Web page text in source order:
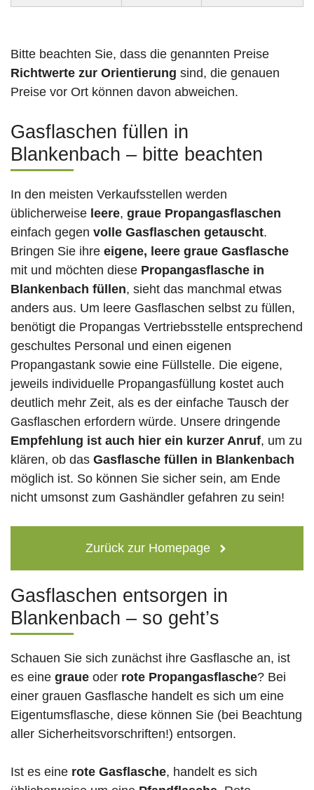
Bitte beachten Sie, dass die genannten Preise
Richtwerte zur Orientierung sind, die genauen
Preise vor Ort können davon abweichen.
Gasflaschen füllen in
Blankenbach – bitte beachten
In den meisten Verkaufsstellen werden
üblicherweise leere, graue Propangasflaschen
einfach gegen volle Gasflaschen getauscht.
Bringen Sie ihre eigene, leere graue Gasflasche
mit und möchten diese Propangasflasche in
Blankenbach füllen, sieht das manchmal etwas
anders aus. Um leere Gasflaschen selbst zu füllen,
benötigt die Propangas Vertriebsstelle entsprechend
geschultes Personal und einen eigenen
Propangastank sowie eine Füllstelle. Die eigene,
jeweils individuelle Propangasfüllung kostet auch
deutlich mehr Zeit, als es der einfache Tausch der
Gasflaschen erfordern würde. Unsere dringende
Empfehlung ist auch hier ein kurzer Anruf, um zu
klären, ob das Gasflasche füllen in Blankenbach
möglich ist. So können Sie sicher sein, am Ende
nicht umsonst zum Gashändler gefahren zu sein!
Zurück zur Homepage
Gasflaschen entsorgen in
Blankenbach – so geht’s
Schauen Sie sich zunächst ihre Gasflasche an, ist
es eine graue oder rote Propangasflasche? Bei
einer grauen Gasflasche handelt es sich um eine
Eigentumsflasche, diese können Sie (bei Beachtung
aller Sicherheitsvorschriften!) entsorgen.
Ist es eine rote Gasflasche, handelt es sich